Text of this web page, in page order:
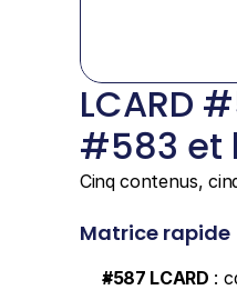
LCARD
#583 et
Cinq contenus,
Matrice rapide
#587 LCARD :